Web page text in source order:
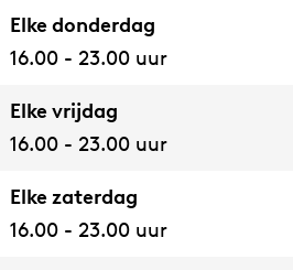
Elke donderdag
16.00 - 23.00 uur
Elke vrijdag
16.00 - 23.00 uur
Elke zaterdag
16.00 - 23.00 uur